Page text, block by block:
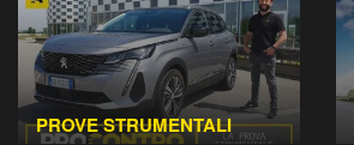
PROVE STRUMENTALI